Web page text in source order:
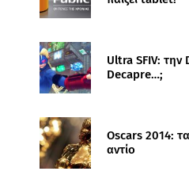
Ultra SFIV:
Decapre…;
Oscars 2014:
αντίο